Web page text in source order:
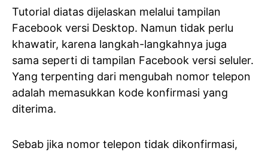
Tutorial diatas dijelaskan melalui tampilan
Facebook versi Desktop. Namun tidak perlu
khawatir, karena langkah-langkahnya juga
sama seperti di tampilan Facebook versi seluler.
Yang terpenting dari mengubah nomor telepon
adalah memasukkan kode konfirmasi yang
diterima.
Sebab jika nomor telepon tidak dikonfirmasi,